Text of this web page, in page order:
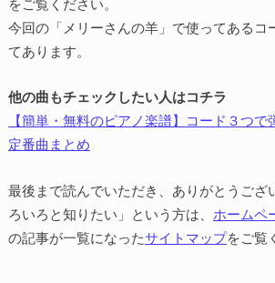
をご覧ください。
今回の「メリーさんの羊」で使ってあるコ
てあります。
他の曲もチェックしたい人はコチラ
【簡単・無料のピアノ楽譜】コード３つ
定番曲まとめ
最後まで読んでいただき、ありがとうござ
ろいろと知りたい」という方は、 ホームペ
の記事が一覧になったサイトマップをご覧